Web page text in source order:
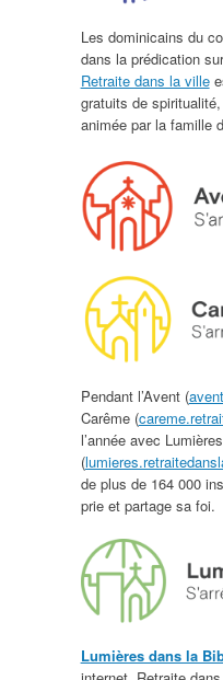
Les dominicains du
dans la prédication
Retraite dans la ville
gratuits de
animée par la famille
Pendant l’Avent (
Carême (
l’année avec
(
de plus de 164 000
prie et partage sa foi.
Lumières dans la